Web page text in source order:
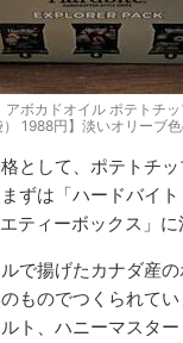
アボカドオイル ポテトチ
1988円】淡いオリーブ
として、ポテトチ
ずは「ハードバイ
ティーボックス」に
で揚げたカナダ産の
ものでつくられて
ト、ハニーマスタ